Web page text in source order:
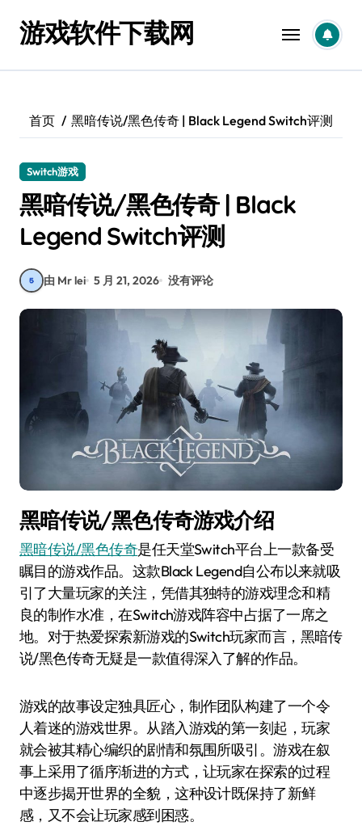
游戏软件下载网
首页 黑暗传说/黑色传奇 | Black Legend Switch评测
Switch游戏
黑暗传说/黑色传奇 | Black
Legend Switch评测
由 Mr lei 5 月 21, 2026 没有评论
黑暗传说/黑色传奇游戏介绍
黑暗传说/黑色传奇是任天堂Switch平台上一款备受
瞩目的游戏作品。这款Black Legend自公布以来就吸
引了大量玩家的关注，凭借其独特的游戏理念和精
良的制作水准，在Switch游戏阵容中占据了一席之
地。对于热爱探索新游戏的Switch玩家而言，黑暗传
说/黑色传奇无疑是一款值得深入了解的作品。
游戏的故事设定独具匠心，制作团队构建了一个令
人着迷的游戏世界。从踏入游戏的第一刻起，玩家
就会被其精心编织的剧情和氛围所吸引。游戏在叙
事上采用了循序渐进的方式，让玩家在探索的过程
中逐步揭开世界的全貌，这种设计既保持了新鲜
感，又不会让玩家感到困惑。